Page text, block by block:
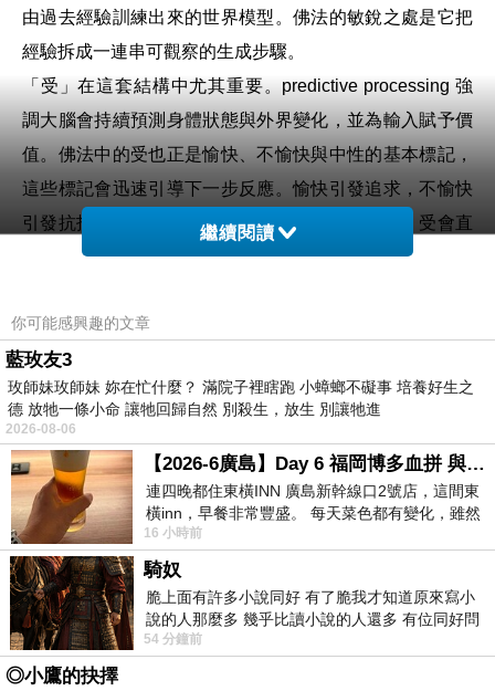
由過去經驗訓練出來的世界模型。佛法的敏銳之處是它把
經驗拆成一連串可觀察的生成步驟。
「受」在這套結構中尤其重要。predictive processing 強
調大腦會持續預測身體狀態與外界變化，並為輸入賦予價
值。佛法中的受也正是愉快、不愉快與中性的基本標記，
這些標記會迅速引導下一步反應。愉快引發追求，不愉快
引發抗拒，中性則常引發忽略。若沒有覺察介入，受會直
接走向愛、取與有，形成自動化行為迴路。這條路徑說明
「愛」與「取」則可理解為預測模型的自我強化。當心智
預測某個對象能帶來滿足，它會加強對該對象的追求；當
心智預測某種情境會威脅自我，它會加強抗拒。每次追求
或抗拒都會更新模型，使同類反應下次更容易被啟動。這
與現代強化學習的邏輯相近，行為改寫系統權重。久而久
之，人便活在自己訓練出來的世界裡。
佛法修行的意義，在這裡可以理解為對預測模型的觀察與
更新。正念是讓心看見模型如何生成，這種觀察會打斷預
測到反應之間的自動連接，使舊模型失去絕對支配力。若
每一次情緒出現都被視為真實命令，模型會不斷被強化；
若每一次情緒出現都被如實觀察，模型便開始鬆動。
繼續閱讀
你可能感興趣的文章
藍玫友3
玫師妹玫師妹 妳在忙什麼？ 滿院子裡瞎跑 小蟑螂不礙事 培養好生之
德 放牠一條小命 讓牠回歸自然 別殺生，放生 別讓牠進
2026-08-06
【2026-6廣島】Day 6 福岡博多血拼 與機場接送少年司機深夜對談
連四晚都住東橫INN 廣島新幹線口2號店，這間東
橫inn，早餐非常豐盛。 每天菜色都有變化，雖然
看到工作人員拿出料理包加熱，但
16 小時前
騎奴
脆上面有許多小說同好 有了脆我才知道原來寫小
說的人那麼多 幾乎比讀小說的人還多 有位同好問
了一個問題 她說為什麼高中文學獎的
54 分鐘前
◎小鷹的抉擇